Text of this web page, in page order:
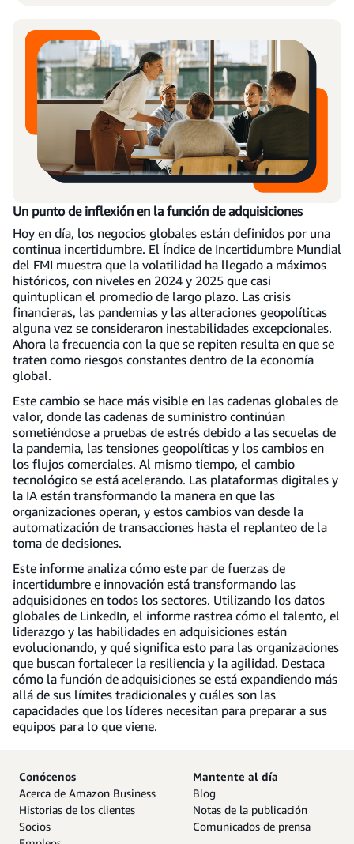
Un punto de inflexión en la función de adquisiciones
Hoy en día, los negocios globales están definidos por una
continua incertidumbre. El Índice de Incertidumbre Mundial
del FMI muestra que la volatilidad ha llegado a máximos
históricos, con niveles en 2024 y 2025 que casi
quintuplican el promedio de largo plazo. Las crisis
financieras, las pandemias y las alteraciones geopolíticas
alguna vez se consideraron inestabilidades excepcionales.
Ahora la frecuencia con la que se repiten resulta en que se
traten como riesgos constantes dentro de la economía
global.
Este cambio se hace más visible en las cadenas globales de
valor, donde las cadenas de suministro continúan
sometiéndose a pruebas de estrés debido a las secuelas de
la pandemia, las tensiones geopolíticas y los cambios en
los flujos comerciales. Al mismo tiempo, el cambio
tecnológico se está acelerando. Las plataformas digitales y
la IA están transformando la manera en que las
organizaciones operan, y estos cambios van desde la
automatización de transacciones hasta el replanteo de la
toma de decisiones.
Este informe analiza cómo este par de fuerzas de
incertidumbre e innovación está transformando las
adquisiciones en todos los sectores. Utilizando los datos
globales de LinkedIn, el informe rastrea cómo el talento, el
liderazgo y las habilidades en adquisiciones están
evolucionando, y qué significa esto para las organizaciones
que buscan fortalecer la resiliencia y la agilidad. Destaca
cómo la función de adquisiciones se está expandiendo más
allá de sus límites tradicionales y cuáles son las
capacidades que los líderes necesitan para preparar a sus
equipos para lo que viene.
Conócenos
Acerca de Amazon Business
Historias de los clientes
Socios
Mantente al día
Blog
Notas de la publicación
Comunicados de prensa